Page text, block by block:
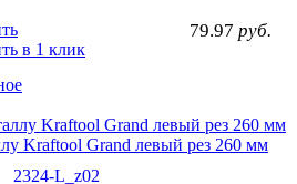
79.97 руб.
в 1 клик
Kraftool Grand левый рез 260 мм
2324-L_z02